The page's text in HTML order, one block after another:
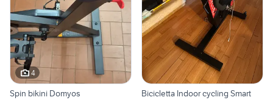
4
Spin bikini Domyos
Bicicletta Indoor cycling Smart